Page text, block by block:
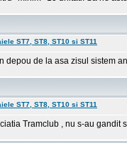
ST7, ST8, ST10 si ST11
depou de la asa zisul sistem
ST7, ST8, ST10 si ST11
Tramclub , nu s-au